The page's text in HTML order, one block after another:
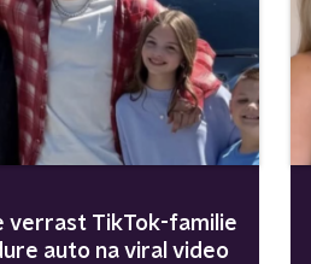
verrast TikTok-familie
auto na viral video